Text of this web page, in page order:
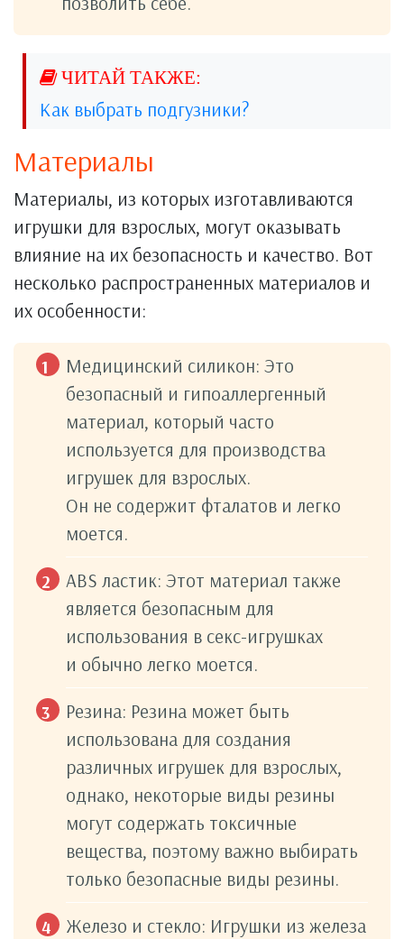
Как выбрать подгузники?
Материалы
Материалы, из которых изготавливаются
игрушки для взрослых, могут оказывать
влияние на их безопасность и качество. Вот
несколько распространенных материалов и
их особенности:
Медицинский силикон: Это
безопасный и гипоаллергенный
материал, который часто
используется для производства
игрушек для взрослых.
Он не содержит фталатов и легко
моется.
ABS ластик: Этот материал также
является безопасным для
использования в секс-игрушках
и обычно легко моется.
Резина: Резина может быть
использована для создания
различных игрушек для взрослых,
однако, некоторые виды резины
могут содержать токсичные
вещества, поэтому важно выбирать
только безопасные виды резины.
Железо и стекло: Игрушки из железа